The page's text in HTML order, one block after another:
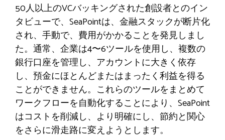
50人以上のVCバッキングされた創設者とのイン
タビューで、SeaPointは、金融スタックが断片化
され、手動で、費用がかかることを発見しまし
た。通常、企業は4〜6ツールを使用し、複数の
銀行口座を管理し、アカウントに大きく依存
し、預金にほとんどまたはまったく利益を得る
ことができません。これらのツールをまとめて
ワークフローを自動化することにより、SeaPoint
はコストを削減し、より明確にし、節約と関心
をさらに滑走路に変えようとします。